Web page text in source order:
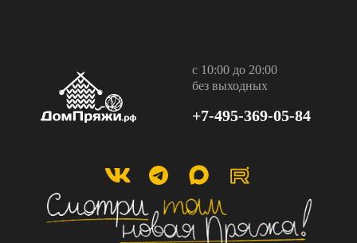
с 10:00 до 20:00
без выходных
+7-495-369-05-84